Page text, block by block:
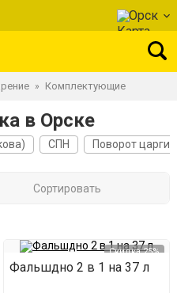
Орск
» Комплектующие
в Орске
СПН Поворот царги
Сортировать
Скидка 25%
Фальшдно 2 в 1 на 37 л